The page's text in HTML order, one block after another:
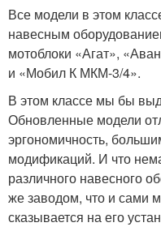
Все модели в этом
навесным
мотоблоки «Агат»,
и «Мобил К МКМ-3/4».
В этом классе мы бы
Обновленные модели
эргономичность,
модификаций. И что
различного навесного
же заводом, что и сами
сказывается на его